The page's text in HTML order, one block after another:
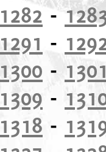
1282-
1291 -
1300 - 1301
1309 -
1318 -